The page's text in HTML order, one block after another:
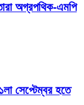
অগ্রপথিক-এমপি
সেপ্টেম্বর হতে